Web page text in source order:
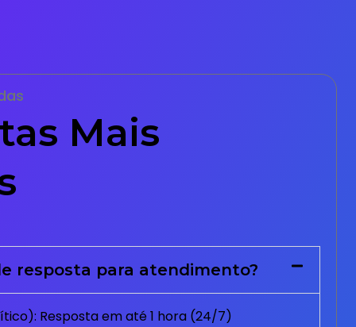
Mais
resposta para atendimento?
Resposta em até 1 hora (24/7)